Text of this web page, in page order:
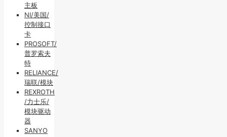
主板
NI/美国/
控制接口
卡
PROSOFT/
普罗索夫
特
RELIANCE/
瑞联/模块
REXROTH
/力士乐/
模块驱动
器
SANYO